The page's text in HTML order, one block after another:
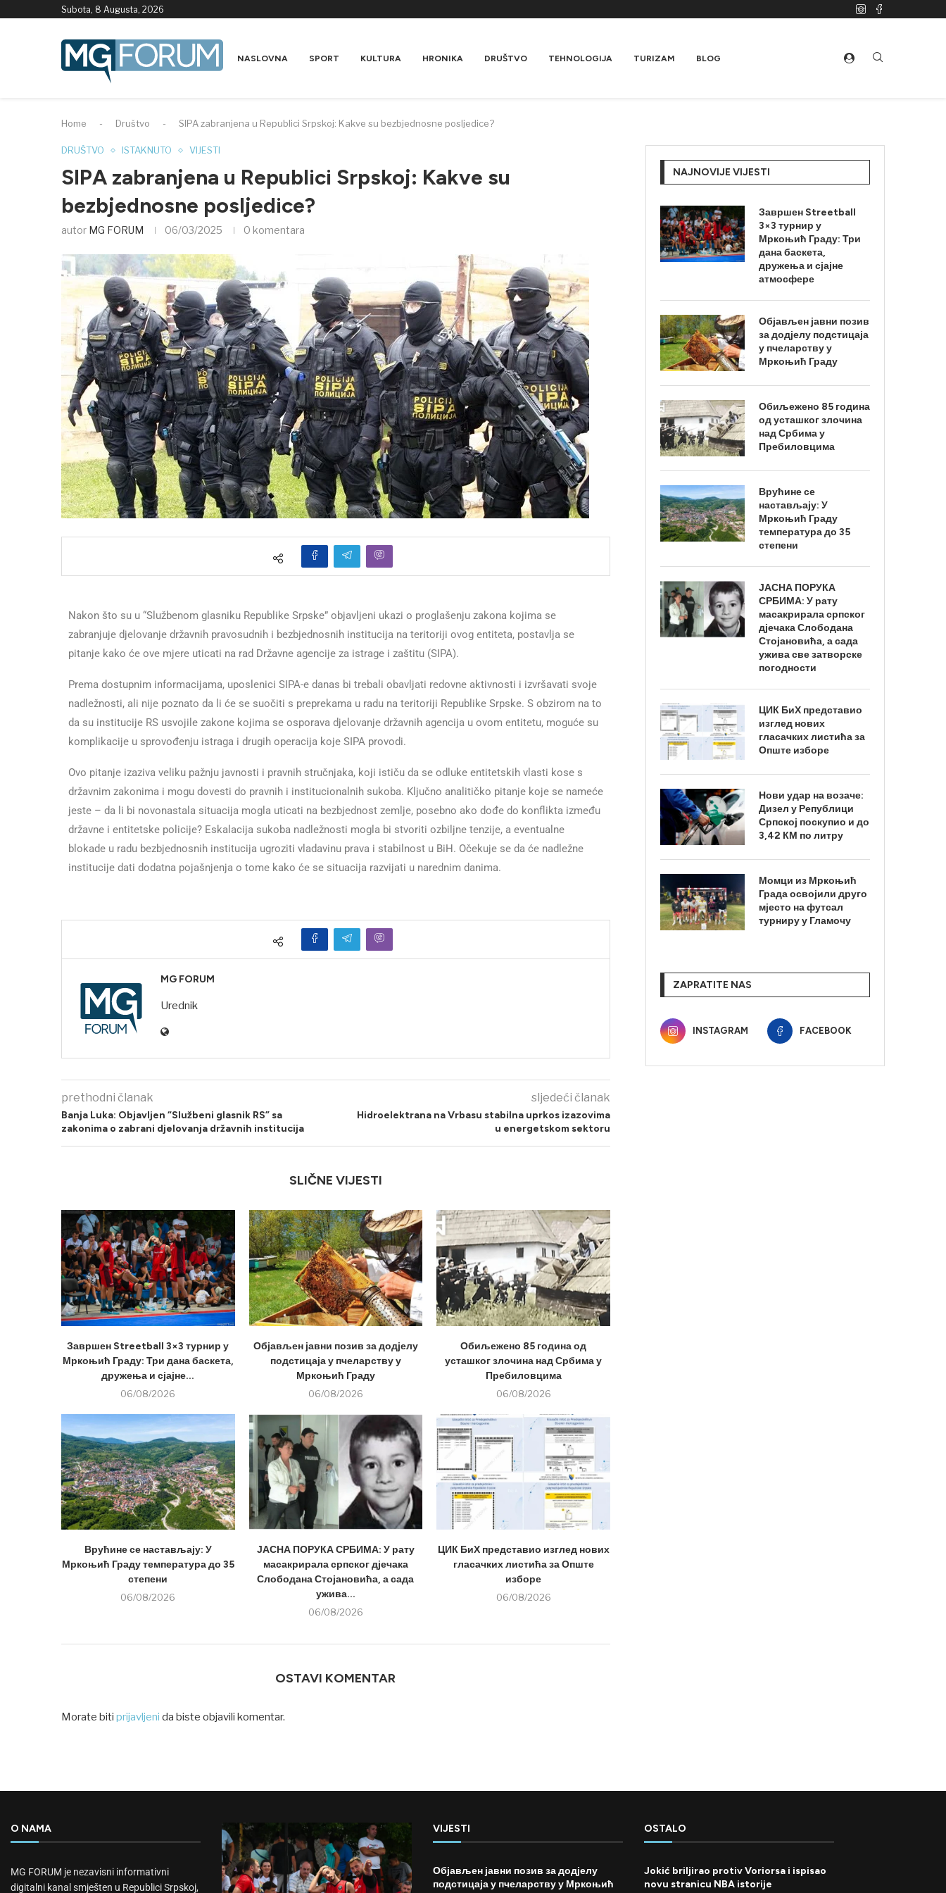
Subota, 8 Augusta, 2026
NASLOVNA SPORT KULTURA HRONIKA DRUŠTVO TEHNOLOGIJA TURIZAM BLOG
Home - Društvo - SIPA zabranjena u Republici Srpskoj: Kakve su bezbjednosne posljedice?
DRUŠTVO ISTAKNUTO VIJESTI
SIPA zabranjena u Republici Srpskoj: Kakve su
bezbjednosne posljedice?
autor MG FORUM 06/03/2025 0 komentara
Nakon što su u “Službenom glasniku Republike Srpske” objavljeni ukazi o proglašenju zakona kojima se
zabranjuje djelovanje državnih pravosudnih i bezbjednosnih institucija na teritoriji ovog entiteta, postavlja se
pitanje kako će ove mjere uticati na rad Državne agencije za istrage i zaštitu (SIPA).
Prema dostupnim informacijama, uposlenici SIPA-e danas bi trebali obavljati redovne aktivnosti i izvršavati svoje
nadležnosti, ali nije poznato da li će se suočiti s preprekama u radu na teritoriji Republike Srpske. S obzirom na to
da su institucije RS usvojile zakone kojima se osporava djelovanje državnih agencija u ovom entitetu, moguće su
komplikacije u sprovođenju istraga i drugih operacija koje SIPA provodi.
Ovo pitanje izaziva veliku pažnju javnosti i pravnih stručnjaka, koji ističu da se odluke entitetskih vlasti kose s
državnim zakonima i mogu dovesti do pravnih i institucionalnih sukoba. Ključno analitičko pitanje koje se nameće
jeste – da li bi novonastala situacija mogla uticati na bezbjednost zemlje, posebno ako dođe do konflikta između
državne i entitetske policije? Eskalacija sukoba nadležnosti mogla bi stvoriti ozbiljne tenzije, a eventualne
blokade u radu bezbjednosnih institucija ugroziti vladavinu prava i stabilnost u BiH. Očekuje se da će nadležne
institucije dati dodatna pojašnjenja o tome kako će se situacija razvijati u narednim danima.
MG FORUM
Urednik
prethodni članak
Banja Luka: Objavljen “Službeni glasnik RS” sa
zakonima o zabrani djelovanja državnih institucija
sljedeći članak
Hidroelektrana na Vrbasu stabilna uprkos izazovima
u energetskom sektoru
SLIČNE VIJESTI
Завршен Streetball 3×3 турнир у
Мркоњић Граду: Три дана баскета,
дружења и сјајне...
06/08/2026
Објављен јавни позив за додјелу
подстицаја у пчеларству у
Мркоњић Граду
06/08/2026
Обиљежено 85 година од
усташког злочина над Србима у
Пребиловцима
06/08/2026
Врућине се настављају: У
Мркоњић Граду температура до 35
степени
06/08/2026
ЈАСНА ПОРУКА СРБИМА: У рату
масакрирала српског дјечака
Слободана Стојановића, а сада
ужива...
06/08/2026
ЦИК БиХ представио изглед нових
гласачких листића за Опште
изборе
06/08/2026
OSTAVI KOMENTAR
Morate biti prijavljeni da biste objavili komentar.
NAJNOVIJE VIJESTI
Завршен Streetball
3×3 турнир у
Мркоњић Граду: Три
дана баскета,
дружења и сјајне
атмосфере
Објављен јавни позив
за додјелу подстицаја
у пчеларству у
Мркоњић Граду
Обиљежено 85 година
од усташког злочина
над Србима у
Пребиловцима
Врућине се
настављају: У
Мркоњић Граду
температура до 35
степени
ЈАСНА ПОРУКА
СРБИМА: У рату
масакрирала српског
дјечака Слободана
Стојановића, а сада
ужива све затворске
погодности
ЦИК БиХ представио
изглед нових
гласачких листића за
Опште изборе
Нови удар на возаче:
Дизел у Републици
Српској поскупио и до
3,42 КМ по литру
Момци из Мркоњић
Града освојили друго
мјесто на футсал
турниру у Гламочу
ZAPRATITE NAS
INSTAGRAM FACEBOOK
O NAMA
MG FORUM je nezavisni informativni
digitalni kanal smješten u Republici Srpskoj,
VIJESTI
Објављен јавни позив за додјелу
подстицаја у пчеларству у Мркоњић
OSTALO
Jokić briljirao protiv Voriorsa i ispisao
novu stranicu NBA istorije